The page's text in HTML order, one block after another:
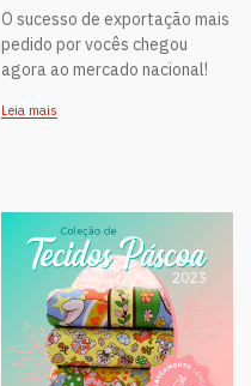
O sucesso de exportação mais
pedido por vocês chegou
agora ao mercado nacional!
Leia mais